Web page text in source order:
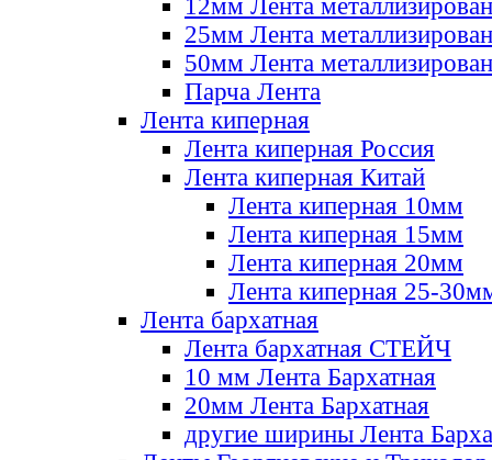
12мм Лента
25мм Лента
50мм Лента
Парча Лента
Лента киперная
Лента киперная Россия
Лента киперная Китай
Лента киперная 10мм
Лента киперная 15мм
Лента киперная 20мм
Лента киперная 25-
Лента бархатная
Лента бархатная СТЕЙЧ
10 мм Лента Бархатная
20мм Лента Бархатная
другие ширины Лента